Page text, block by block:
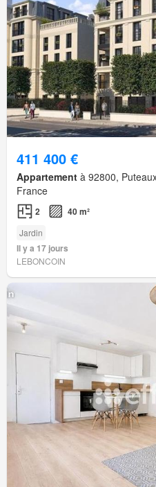
411 400 €
Appartement à 92800,
France
2 40 m²
Jardin
Il y a 17 jours
LEBONCOIN